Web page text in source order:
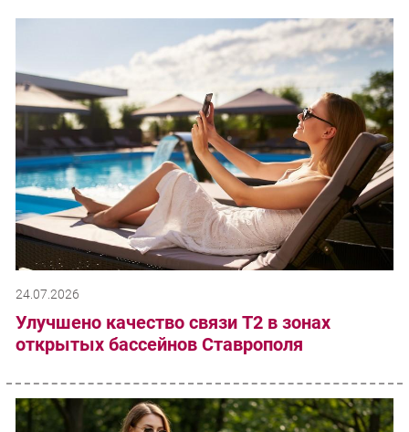
24.07.2026
Улучшено качество связи T2 в зонах
открытых бассейнов Ставрополя